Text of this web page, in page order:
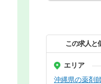
この求人と
エリア
沖縄県の薬剤